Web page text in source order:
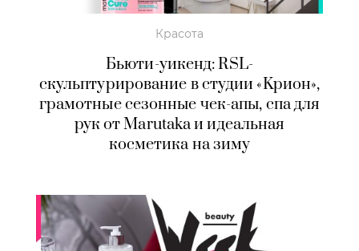
Красота
Бьюти-уикенд: RSL-
скульптурирование в студии «Kрион»,
грамотные сезонные чек-апы, спа для
рук от Marutaka и идеальная
косметика на зиму